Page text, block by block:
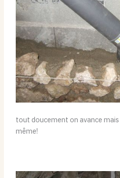
tout doucement on avance mais
même!